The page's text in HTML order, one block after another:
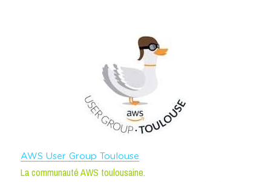
AWS User Group Toulouse
La communauté AWS toulousaine.